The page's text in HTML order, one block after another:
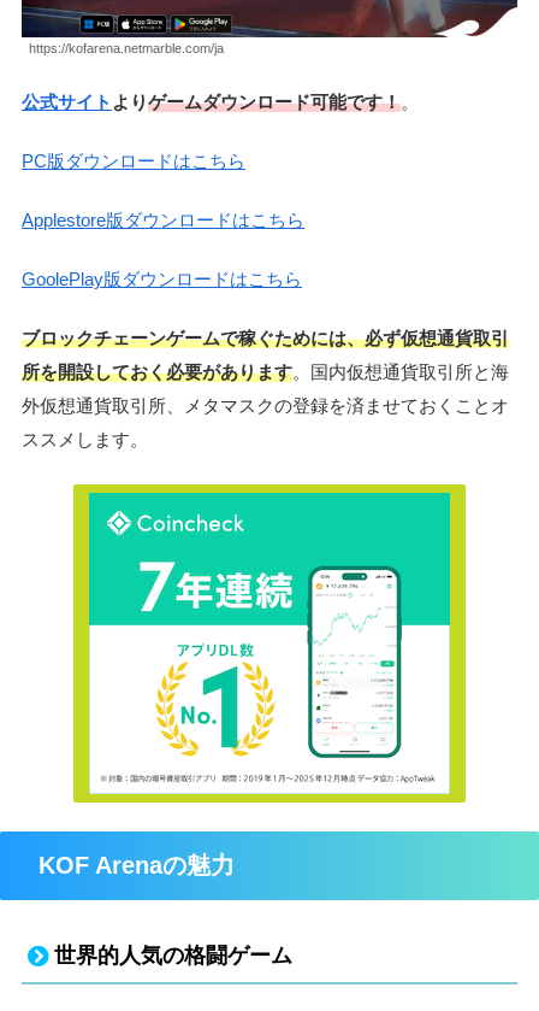
https://kofarena.netmarble.com/ja
公式サイト よりゲームダウンロード可能です！。
PC版ダウンロードはこちら
Applestore版ダウンロードはこちら
GoolePlay版ダウンロードはこちら
ブロックチェーンゲームで稼ぐためには、必ず仮想通貨取引
所を開設しておく必要があります。国内仮想通貨取引所と海
外仮想通貨取引所、メタマスクの登録を済ませておくことオ
ススメします。
KOF Arenaの魅力
世界的人気の格闘ゲーム